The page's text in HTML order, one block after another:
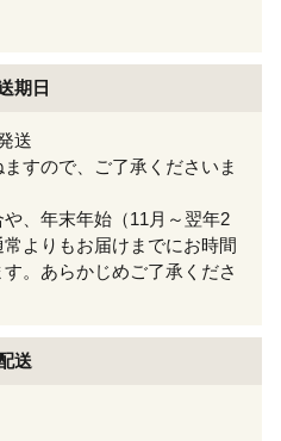
期日
送
すので、ご了承くださいま
、年末年始（11月～翌年2
よりもお届けまでにお時間
。あらかじめご了承くださ
送